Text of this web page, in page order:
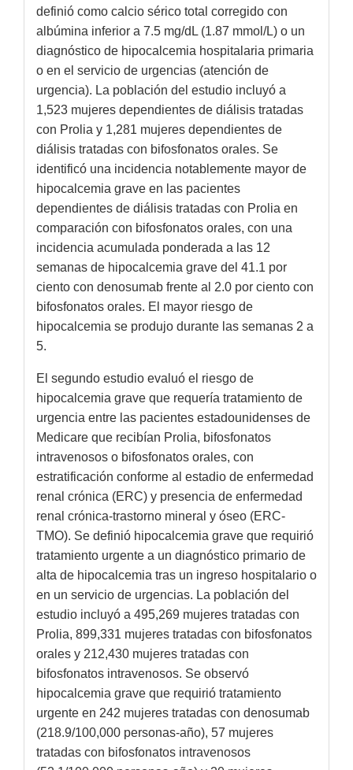
definió como calcio sérico total corregido con
albúmina inferior a 7.5 mg/dL (1.87 mmol/L) o un
diagnóstico de hipocalcemia hospitalaria primaria
o en el servicio de urgencias (atención de
urgencia). La población del estudio incluyó a
1,523 mujeres dependientes de diálisis tratadas
con Prolia y 1,281 mujeres dependientes de
diálisis tratadas con bifosfonatos orales. Se
identificó una incidencia notablemente mayor de
hipocalcemia grave en las pacientes
dependientes de diálisis tratadas con Prolia en
comparación con bifosfonatos orales, con una
incidencia acumulada ponderada a las 12
semanas de hipocalcemia grave del 41.1 por
ciento con denosumab frente al 2.0 por ciento con
bifosfonatos orales. El mayor riesgo de
hipocalcemia se produjo durante las semanas 2 a
5.
El segundo estudio evaluó el riesgo de
hipocalcemia grave que requería tratamiento de
urgencia entre las pacientes estadounidenses de
Medicare que recibían Prolia, bifosfonatos
intravenosos o bifosfonatos orales, con
estratificación conforme al estadio de enfermedad
renal crónica (ERC) y presencia de enfermedad
renal crónica-trastorno mineral y óseo (ERC-
TMO). Se definió hipocalcemia grave que requirió
tratamiento urgente a un diagnóstico primario de
alta de hipocalcemia tras un ingreso hospitalario o
en un servicio de urgencias. La población del
estudio incluyó a 495,269 mujeres tratadas con
Prolia, 899,331 mujeres tratadas con bifosfonatos
orales y 212,430 mujeres tratadas con
bifosfonatos intravenosos. Se observó
hipocalcemia grave que requirió tratamiento
urgente en 242 mujeres tratadas con denosumab
(218.9/100,000 personas-año), 57 mujeres
tratadas con bifosfonatos intravenosos